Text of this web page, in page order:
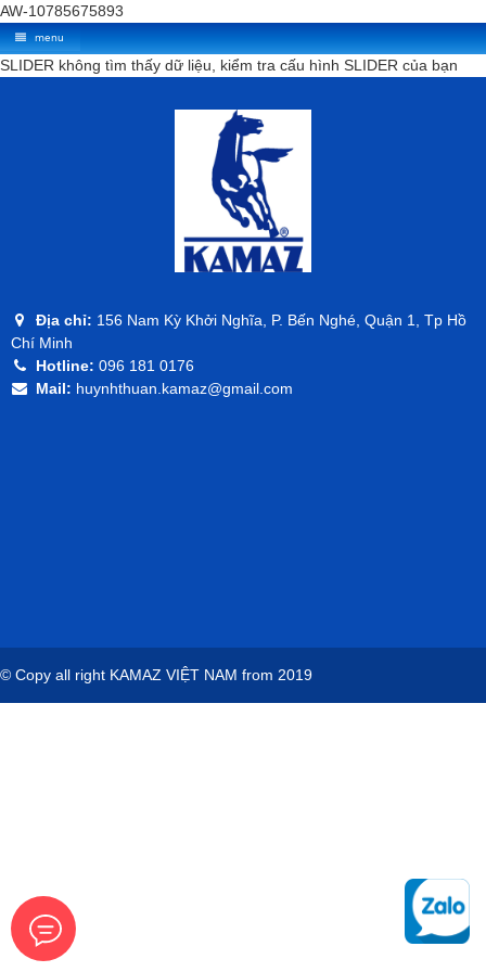
AW-10785675893
menu
SLIDER không tìm thấy dữ liệu, kiểm tra cấu hình SLIDER của bạn
Địa chỉ: 156 Nam Kỳ Khởi Nghĩa, P. Bến Nghé, Quận 1, Tp Hồ
Chí Minh
Hotline: 096 181 0176
Mail: huynhthuan.kamaz@gmail.com
© Copy all right KAMAZ VIỆT NAM from 2019